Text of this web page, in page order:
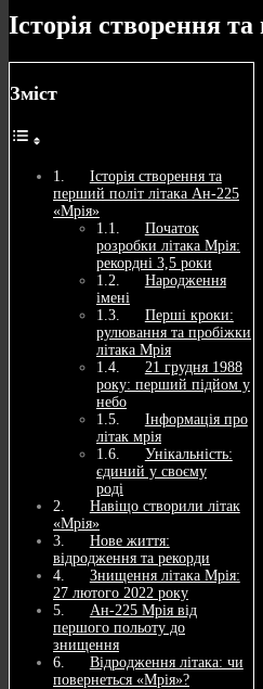
Історія створення
Зміст
Історія створення та
перший політ літака Ан-225
«Мрія»
Початок
розробки літака Мрія:
рекордні 3,5 роки
Народження
імені
Перші кроки:
рулювання та пробіжки
літака Мрія
21 грудня 1988
року: перший підйом у
небо
Інформація про
літак мрія
Унікальність:
єдиний у своєму
роді
Навіщо створили літак
«Мрія»
Нове життя:
відродження та рекорди
Знищення літака Мрія:
27 лютого 2022 року
Ан-225 Мрія від
першого польоту до
знищення
Відродження літака: чи
повернеться «Мрія»?